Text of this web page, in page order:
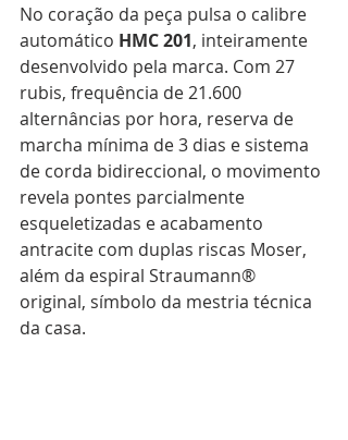
No coração da peça pulsa o calibre
automático HMC 201, inteiramente
desenvolvido pela marca. Com 27
rubis, frequência de 21.600
alternâncias por hora, reserva de
marcha mínima de 3 dias e sistema
de corda bidireccional, o movimento
revela pontes parcialmente
esqueletizadas e acabamento
antracite com duplas riscas Moser,
além da espiral Straumann®
original, símbolo da mestria técnica
da casa.